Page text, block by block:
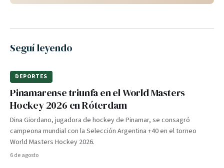
Seguí leyendo
DEPORTES
Pinamarense triunfa en el World Masters
Hockey 2026 en Róterdam
Dina Giordano, jugadora de hockey de Pinamar, se consagró
campeona mundial con la Selección Argentina +40 en el torneo
World Masters Hockey 2026.
6 de agosto